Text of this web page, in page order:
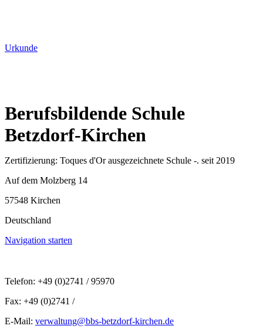
Urkunde
Berufsbildende Schule
Betzdorf-Kirchen
Zertifizierung: Toques d'Or ausgezeichnete Schule -. seit 2019
Auf dem Molzberg 14
57548 Kirchen
Deutschland
Navigation starten
Telefon: +49 (0)2741 / 95970
Fax: +49 (0)2741 /
E-Mail: verwaltung@bbs-betzdorf-kirchen.de